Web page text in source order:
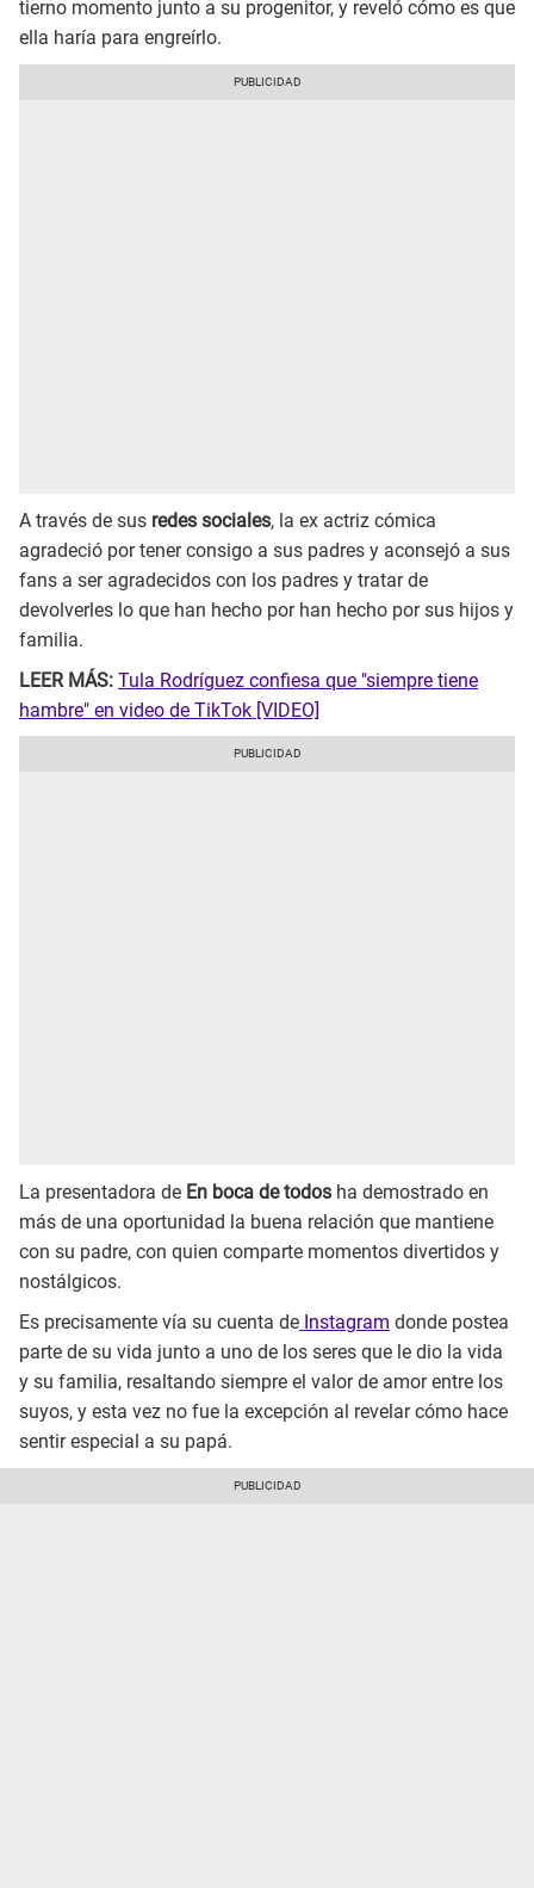
tierno momento junto a su progenitor, y reveló cómo es que
ella haría para engreírlo.
A través de sus redes sociales, la ex actriz cómica
agradeció por tener consigo a sus padres y aconsejó a sus
fans a ser agradecidos con los padres y tratar de
devolverles lo que han hecho por han hecho por sus hijos y
familia.
LEER MÁS: Tula Rodríguez confiesa que "siempre tiene
hambre" en video de TikTok [VIDEO]
La presentadora de En boca de todos ha demostrado en
más de una oportunidad la buena relación que mantiene
con su padre, con quien comparte momentos divertidos y
nostálgicos.
Es precisamente vía su cuenta de Instagram donde postea
parte de su vida junto a uno de los seres que le dio la vida
y su familia, resaltando siempre el valor de amor entre los
suyos, y esta vez no fue la excepción al revelar cómo hace
sentir especial a su papá.